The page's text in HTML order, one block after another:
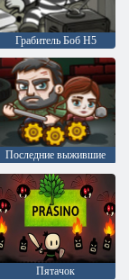
Грабитель Боб H5
Последние выжившие
Пятачок